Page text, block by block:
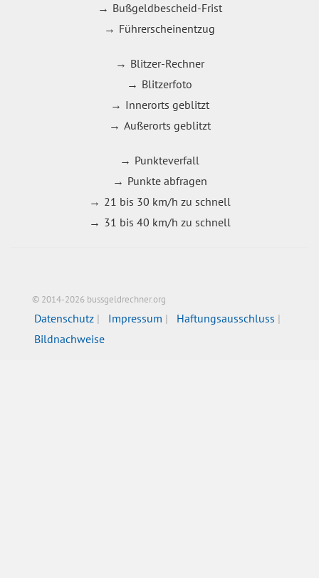
Bußgeldbescheid-Frist
Führerscheinentzug
Blitzer-Rechner
Blitzerfoto
Innerorts geblitzt
Außerorts geblitzt
Punkteverfall
Punkte abfragen
21 bis 30 km/h zu schnell
31 bis 40 km/h zu schnell
© 2014-2026 bussgeldrechner.org
Datenschutz Impressum
Haftungsausschluss
Bildnachweise